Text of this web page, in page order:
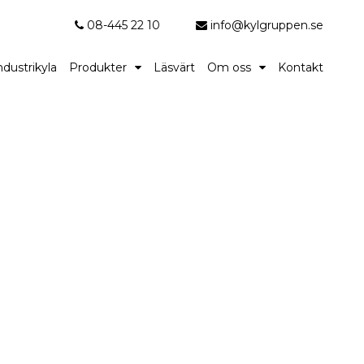
08-445 22 10 info@kylgruppen.se
Produkter Läsvärt Om oss Kontakt